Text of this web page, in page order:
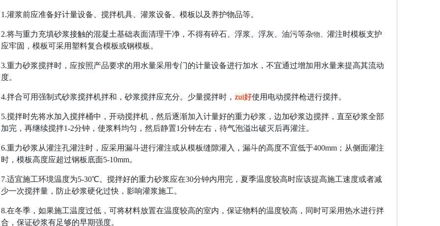
1.灌浆前应准备好计量设备、搅拌机具、灌浆设备、模板以及养护物品等。
2.将与重力充填砂浆接触的混凝土基础表面清理干净，不得有碎石、浮浆、浮灰、油污等杂物。 灌注时模板支护
应牢固，模板可采用塑料复合模板或钢模板。
3.重力砂浆搅拌时，应按照产品要求的用水量采用专门的计量设备进行加水，不宜通过增加用水量来提高其流动
度。
4.拌合可用强制式砂浆搅拌机拌和， 砂浆搅拌应充分。 少量搅拌时， zui好使用电动搅拌枪进行搅拌。
5.搅拌时先将水加入搅拌桶中，开动搅拌机，然后逐渐加入计量好的重力砂浆，边加砂浆边搅拌，直至砂浆全部
加完，再继续搅拌1-2分钟，使浆料均匀，然后静置1分钟左右 ， 待气泡溢出破灭后再灌注。
6.重力砂浆从灌注孔灌注时，应采用漏斗进行灌注或从模板缝隙灌入，漏斗的高度不宜低于400mm；从侧面灌注
时，模板高度应超过钢板底面5-10mm。
7.适宜施工环境温度为5-30℃。搅拌好的重力砂浆应在30分钟内用 完， 夏季温度较高时应该提高施工速度或者减
少一次搅拌量，防止砂浆硬化过快，影响灌浆施工。
8.在冬季，如果施工温度过低，可将材料放置在温度较高的室内，保证物料的温度较高，同时可采用热水进行拌
合，保证砂浆有足够的早期强度。